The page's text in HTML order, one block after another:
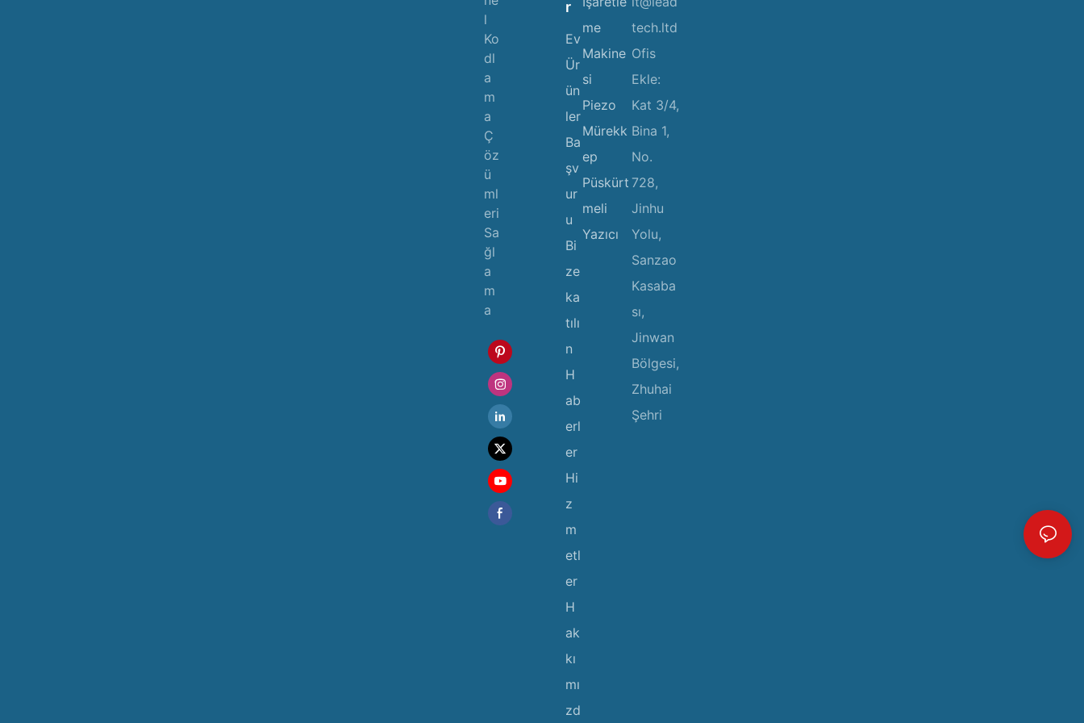
l
Ko
dl
a
m
a
Ç
öz
ü
ml
eri
Sa
ğl
a
m
a
r
Ev
Ür
ün
ler
Ba
şv
ur
u
Bi
ze
ka
tılı
n
H
ab
erl
er
Hi
z
m
etl
er
H
ak
kı
mı
zd
me
Makine
si
Piezo
Mürekk
ep
Püskürt
meli
Yazıcı
tech.ltd
Ofis
Ekle:
Kat 3/4,
Bina 1,
No.
728,
Jinhu
Yolu,
Sanzao
Kasaba
sı,
Jinwan
Bölgesi,
Zhuhai
Şehri